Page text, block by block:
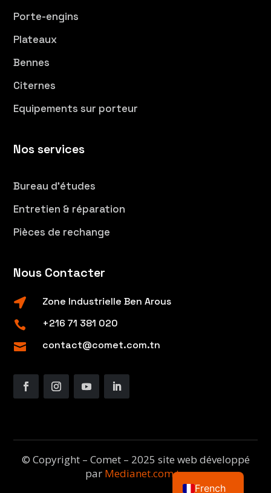
Porte-engins
Plateaux
Bennes
Citernes
Equipements sur porteur
Nos services
Bureau d’études
Entretien & réparation
Pièces de rechange
Nous Contacter
 Zone Industrielle Ben Arous
 +216 71 381 020
 contact@comet.com.tn
© Copyright – Comet – 2025 site web développé
par Medianet.com.tn
French